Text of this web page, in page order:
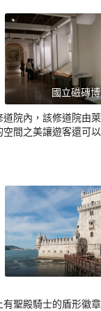
國立磁磚
院內，該修道院由
間之美讓遊客還可
聖殿騎士的盾形徽